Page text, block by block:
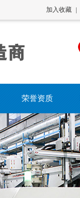
加入收藏 |
荣誉资质